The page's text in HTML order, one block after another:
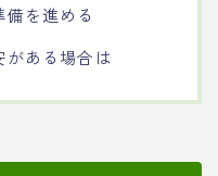
を進める
ある場合は